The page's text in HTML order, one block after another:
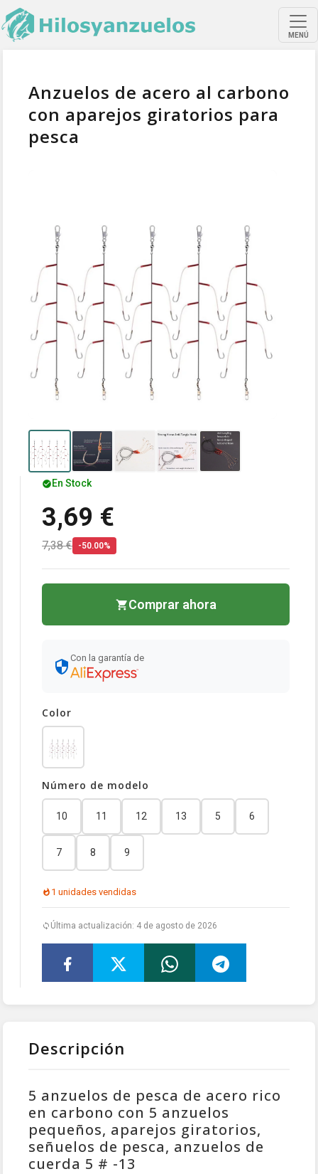
MENÚ
Anzuelos de acero al carbono
con aparejos giratorios para
pesca
En Stock
3,69 €
7,38 € -50.00%
Comprar ahora
Con la garantía de
Color
Número de modelo
10 11 12 13 5 6
7 8 9
1 unidades vendidas
Última actualización: 4 de agosto de 2026
Descripción
5 anzuelos de pesca de acero rico
en carbono con 5 anzuelos
pequeños, aparejos giratorios,
señuelos de pesca, anzuelos de
cuerda 5 # -13